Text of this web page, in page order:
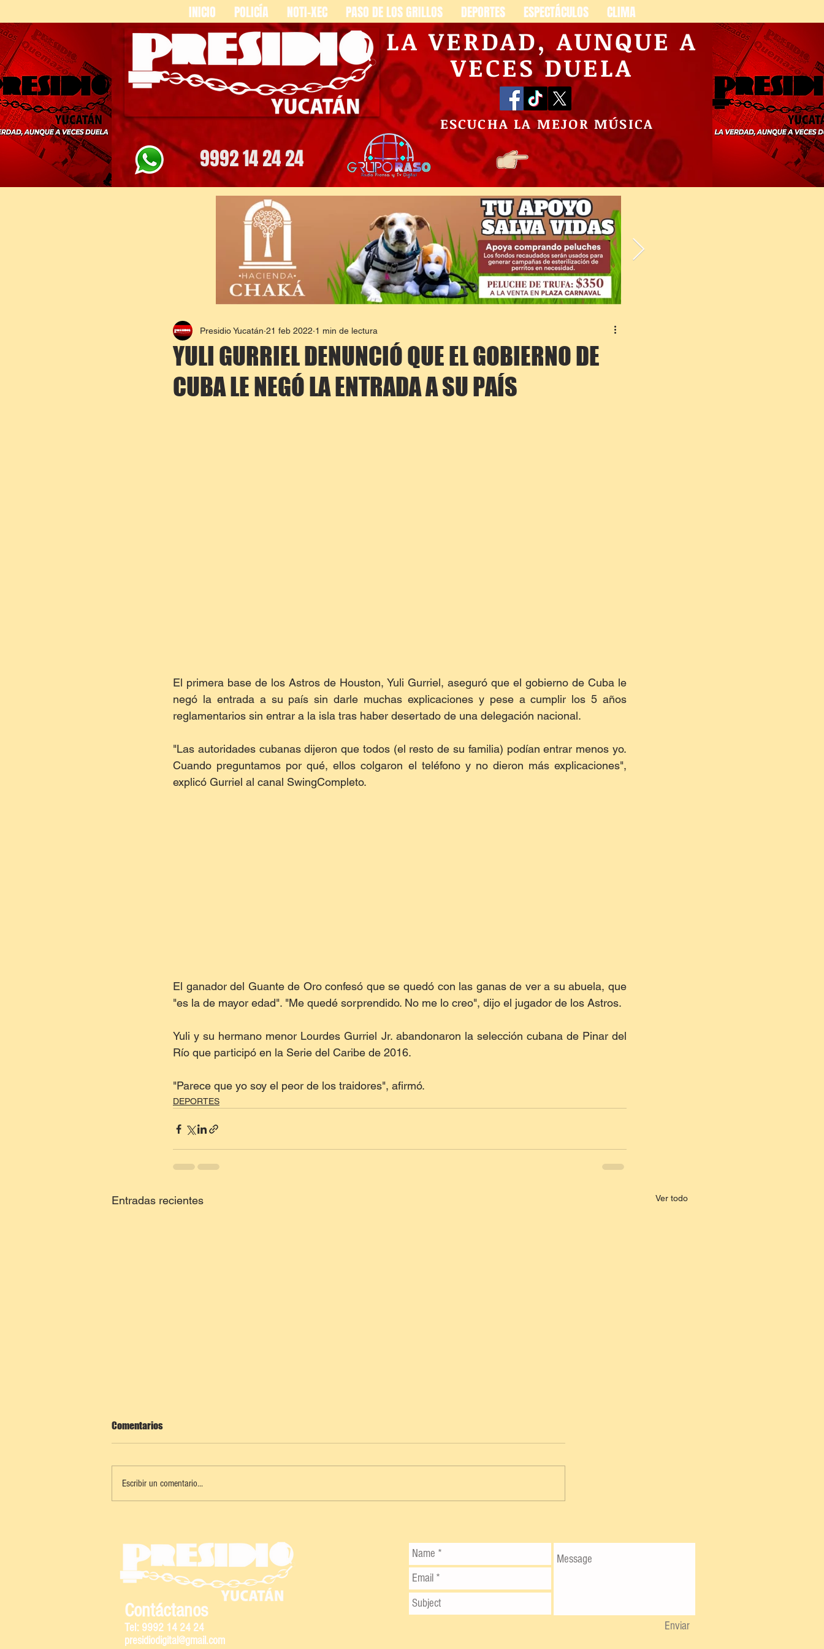
INICIO POLICÍA NOTI-XEC PASO DE LOS GRILLOS DEPORTES ESPECTÁCULOS CLIMA
LA VERDAD, AUNQUE A
VECES DUELA
ESCUCHA LA MEJOR MÚSICA
9992 14 24 24
YULI GURRIEL DENUNCIÓ QUE EL GOBIERNO DE
CUBA LE NEGÓ LA ENTRADA A SU PAÍS
Presidio Yucatán 21 feb 2022 1 min de lectura
El primera base de los Astros de Houston, Yuli Gurriel, aseguró que el gobierno de Cuba le
negó la entrada a su país sin darle muchas explicaciones y pese a cumplir los 5 años
reglamentarios sin entrar a la isla tras haber desertado de una delegación nacional.
"Las autoridades cubanas dijeron que todos (el resto de su familia) podían entrar menos yo.
Cuando preguntamos por qué, ellos colgaron el teléfono y no dieron más explicaciones",
explicó Gurriel al canal SwingCompleto.
El ganador del Guante de Oro confesó que se quedó con las ganas de ver a su abuela, que
"es la de mayor edad". "Me quedé sorprendido. No me lo creo", dijo el jugador de los Astros.
Yuli y su hermano menor Lourdes Gurriel Jr. abandonaron la selección cubana de Pinar del
Río que participó en la Serie del Caribe de 2016.
"Parece que yo soy el peor de los traidores", afirmó.
DEPORTES
Entradas recientes Ver todo
ADICCIONES
Comentarios
Escribir un comentario...
Contáctanos
Tel: 9992 14 24 24
presidiodigital@gmail.com
Enviar